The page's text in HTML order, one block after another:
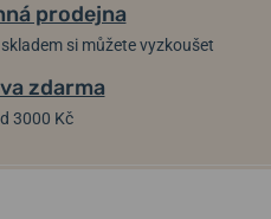
prodejna
si můžete vyzkoušet
zdarma
3000 Kč